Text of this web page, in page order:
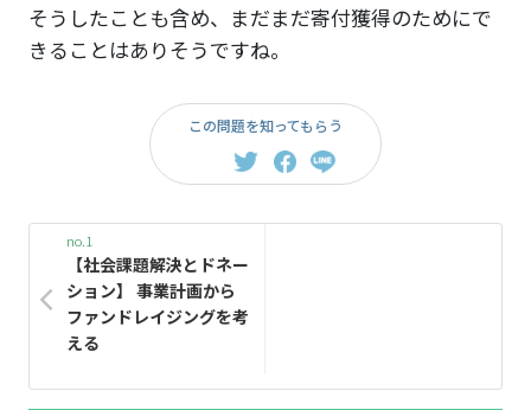
そうしたことも含め、まだまだ寄付獲得のためにで
きることはありそうですね。
この問題を知ってもらう
no.1
【社会課題解決とドネー
ション】 事業計画から
ファンドレイジングを考
える